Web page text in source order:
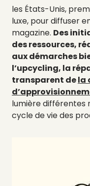
les États-Unis,
luxe, pour diffuser
magazine. Des
des ressources,
aux démarches
l’upcycling, la
transparent dela
lumière différentes
cycle de vie des